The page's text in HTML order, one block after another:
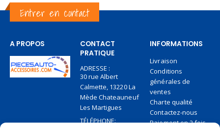
Entrer en contact
A PROPOS
CONTACT
PRATIQUE
ADRESSE :
30 rue Albert
Calmette, 13220 La
Mède Chateauneuf
Les Martigues
TÉLÉPHONE:
INFORMATIONS
Livraison
Conditions
générales de
ventes
Charte qualité
Contactez-nous
Paiement en 2 fois